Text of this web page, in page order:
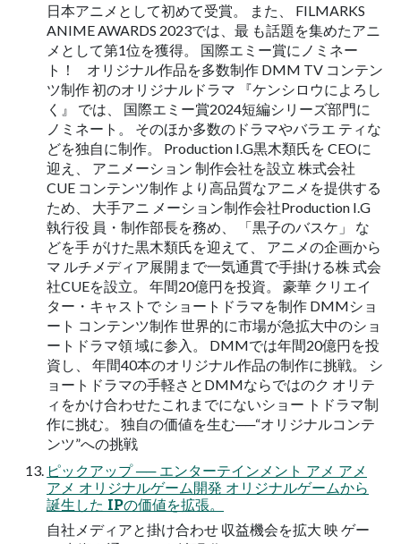
日本アニメとして初めて受賞。 また、 FILMARKS
ANIME AWARDS 2023では、最 も話題を集めたアニ
メとして第1位を獲得。 国際エミー賞にノミネー
ト！ オリジナル作品を多数制作 DMM TV コンテン
ツ制作 初のオリジナルドラマ 『ケンシロウによろし
く』 では、 国際エミー賞2024短編シリーズ部門に
ノミネート。 そのほか多数のドラマやバラエ ティな
どを独自に制作。 Production I.G黒木類氏を CEOに
迎え、 アニメーション 制作会社を設立 株式会社
CUE コンテンツ制作 より高品質なアニメを提供する
ため、 大手アニ メーション制作会社Production I.G
執行役 員・制作部長を務め、 「黒子のバスケ」 な
どを手 がけた黒木類氏を迎えて、 アニメの企画から
マ ルチメディア展開まで一気通貫で手掛ける株 式会
社CUEを設立。 年間20億円を投資。 豪華 クリエイ
ター・キャストで ショートドラマを制作 DMMショ
ート コンテンツ制作 世界的に市場が急拡大中のショ
ートドラマ領 域に参入。 DMMでは年間20億円を投
資し、 年間40本のオリジナル作品の制作に挑戦。 シ
ョートドラマの手軽さとDMMならではのク オリテ
ィをかけ合わせたこれまでにないショー トドラマ制
作に挑む。 独自の価値を生む──“オリジナルコンテ
ンツ”への挑戦
ピックアップ ── エンターテインメント アメ アメ
アメ オリジナルゲーム開発 オリジナルゲームから
誕生した IPの価値を拡張。
自社メディアと掛け合わせ 収益機会を拡大 映 ゲー